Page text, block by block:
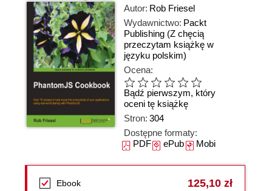
Autor: Rob Friesel
Wydawnictwo: Packt
Publishing (Z chęcią
przeczytam książkę w
języku polskim)
Ocena:
Bądź pierwszym, który
oceni tę książkę
Stron: 304
Dostępne formaty:
PDFePubMobi
Ebook 125,10 zł